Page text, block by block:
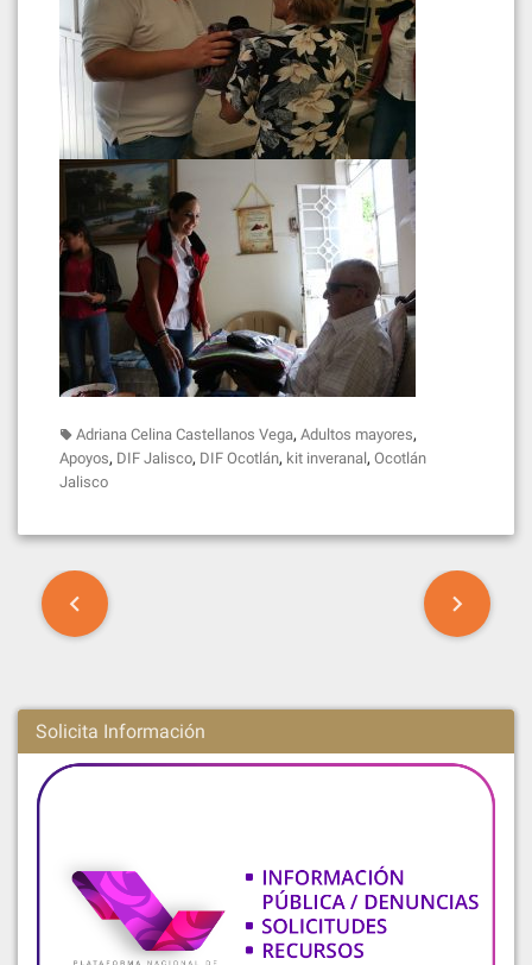
Adriana Celina Castellanos Vega, Adultos mayores,
Apoyos, DIF Jalisco, DIF Ocotlán, kit inveranal, Ocotlán
Jalisco
P
n
Solicita Información